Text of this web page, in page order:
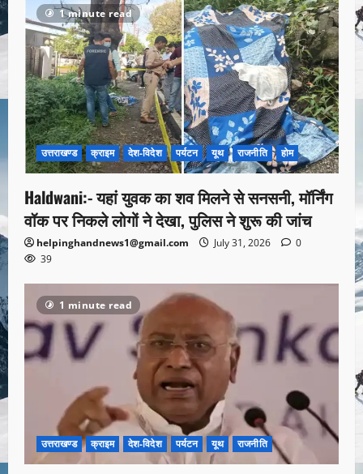
1 minute read
उत्तराखण्ड क्राइम देश-विदेश पर्यटन यूथ राजनीति होम
Haldwani:- यहां युवक का शव मिलने से सनसनी, मॉर्निंग
वॉक पर निकले लोगों ने देखा, पुलिस ने शुरू की जांच
helpinghandnews1@gmail.com July 31, 2026
0
39
1 minute read
उत्तराखण्ड क्राइम देश-विदेश पर्यटन यूथ राजनीति